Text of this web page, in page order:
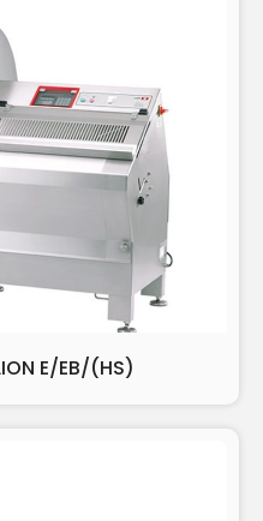
E/EB/(HS)